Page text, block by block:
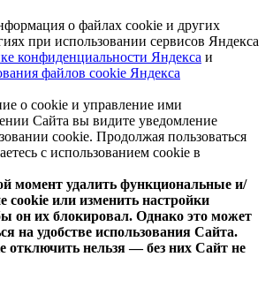
о файлах cookie и других
при использовании сервисов Яндекса
конфиденциальности Яндекса и
файлов cookie Яндекса
о cookie и управление ими
Сайта вы видите уведомление
cookie. Продолжая пользоваться
с использованием cookie в
момент удалить функциональные и/
cookie или изменить настройки
он их блокировал. Однако это может
на удобстве использования Сайта.
отключить нельзя — без них Сайт не